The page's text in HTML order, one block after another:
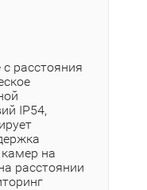
расстояния
IP54,
на
расстоянии